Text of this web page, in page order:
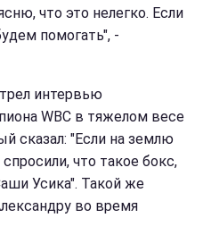
что это нелегко. Если
помогать", -
интервью
WBC в тяжелом весе
сказал: "Если на землю
что такое бокс,
Усика". Такой же
во время